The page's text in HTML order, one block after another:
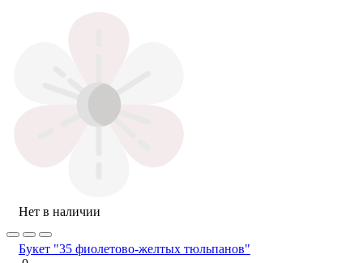
Нет в наличии
Букет "35 фиолетово-желтых тюльпанов"